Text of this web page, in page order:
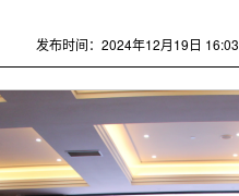
发布时间：2024年12月19日 16:03